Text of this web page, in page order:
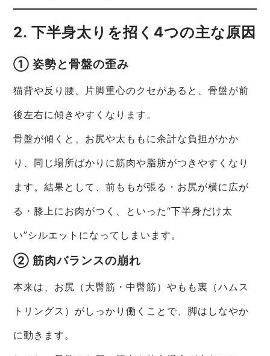
2. 下半身太りを招く4つの主な原因
① 姿勢と骨盤の歪み
猫背や反り腰、片脚重心のクセがあると、骨盤が前
後左右に傾きやすくなります。
骨盤が傾くと、お尻や太ももに余計な負担がかか
り、同じ場所ばかりに筋肉や脂肪がつきやすくなり
ます。結果として、前ももが張る・お尻が横に広が
る・膝上にお肉がつく、といった“下半身だけ太
い”シルエットになってしまいます。
② 筋肉バランスの崩れ
本来は、お尻（大臀筋・中臀筋）やもも裏（ハムス
トリングス）がしっかり働くことで、脚はしなやか
に動きます。